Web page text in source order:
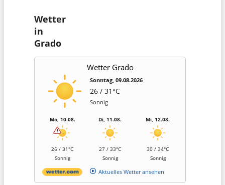
Wetter
in
Grado
Wetter Grado
Sonntag, 09.08.2026
26 / 31°C
Sonnig
Mo, 10.08.
26 / 31°C
Sonnig
Di, 11.08.
27 / 33°C
Sonnig
Mi, 12.08.
30 / 34°C
Sonnig
Aktuelles Wetter ansehen